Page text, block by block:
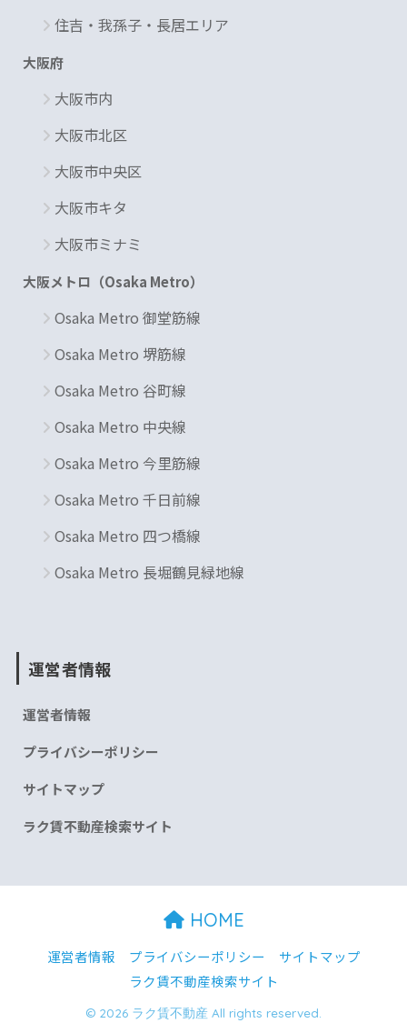
住吉・我孫子・長居エリア
大阪府
大阪市内
大阪市北区
大阪市中央区
大阪市キタ
大阪市ミナミ
大阪メトロ（Osaka Metro）
Osaka Metro 御堂筋線
Osaka Metro 堺筋線
Osaka Metro 谷町線
Osaka Metro 中央線
Osaka Metro 今里筋線
Osaka Metro 千日前線
Osaka Metro 四つ橋線
Osaka Metro 長堀鶴見緑地線
運営者情報
運営者情報
プライバシーポリシー
サイトマップ
ラク賃不動産検索サイト
HOME
運営者情報 プライバシーポリシー
サイトマップ
ラク賃不動産検索サイト
© 2026 ラク賃不動産 All rights reserved.